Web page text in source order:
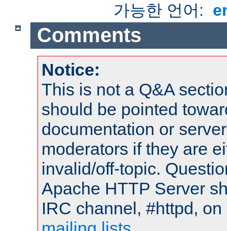
가능한 언어:
Comments
Notice:
This is not a Q&A
should be pointed
documentation or
moderators if they are
invalid/off-topic.
Apache HTTP Server
IRC channel, #httpd,